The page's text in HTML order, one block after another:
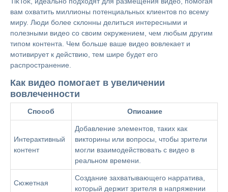
вам охватить миллионы потенциальных клиентов по всему
миру. Люди более склонны делиться интересными и
полезными видео со своим окружением, чем любым другим
типом контента. Чем больше ваше видео вовлекает и
мотивирует к действию, тем шире будет его
распространение.
Как видео помогает в увеличении
вовлеченности
Способ Описание
Интерактивный
контент
Добавление элементов, таких как
викторины или вопросы, чтобы зрители
могли взаимодействовать с видео в
реальном времени.
Сюжетная
Создание захватывающего нарратива,
который держит зрителя в напряжении